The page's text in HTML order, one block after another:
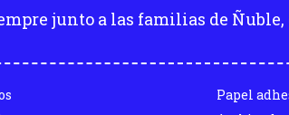
junto a las familias de
Papel